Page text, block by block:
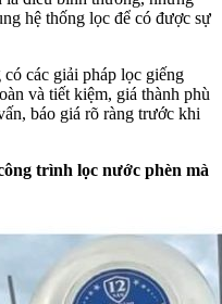
hệ thống lọc để có được sự
có các giải pháp lọc giếng
và tiết kiệm, giá thành phù
báo giá rõ ràng trước khi
trình lọc nước phèn mà